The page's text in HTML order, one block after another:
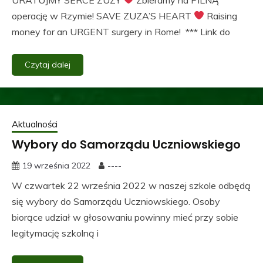
operację w Rzymie! SAVE ZUZA’S HEART
Raising
money for an URGENT surgery in Rome! *** Link do
Czytaj dalej
Aktualności
Wybory do Samorządu Uczniowskiego
19 września 2022 ----
W czwartek 22 września 2022 w naszej szkole odbędą
się wybory do Samorządu Uczniowskiego. Osoby
biorące udział w głosowaniu powinny mieć przy sobie
legitymację szkolną i